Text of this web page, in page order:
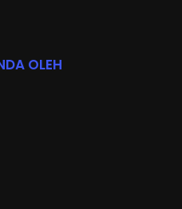
OLEH